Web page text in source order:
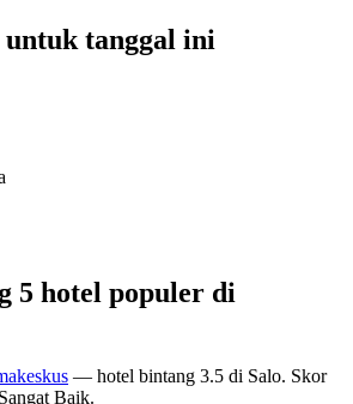
tanggal ini
5 hotel populer di
— hotel bintang 3.5 di Salo. Skor
Baik.